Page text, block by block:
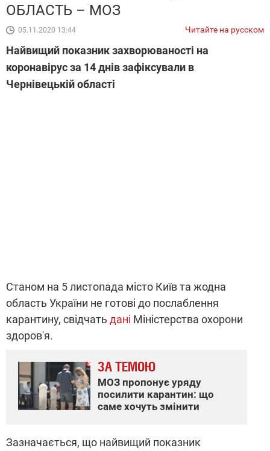
ОБЛАСТЬ – МОЗ
05.11.2020 13:44 Читайте на русском
Найвищий показник захворюваності на
коронавірус за 14 днів зафіксували в
Чернівецькій області
Станом на 5 листопада місто Київ та жодна
область України не готові до послаблення
карантину, свідчать дані Міністерства охорони
здоров'я.
ЗА ТЕМОЮ
МОЗ пропонує уряду
посилити карантин: що
саме хочуть змінити
Зазначається, що найвищий показник